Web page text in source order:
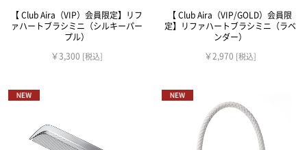
【 Club Aira（VIP）会員限定】リフ
ァハートブラシミニ（シルキーパー
プル）
￥3,300 [税込]
【 Club Aira（VIP/GOLD）会員限
定】リファハートブラシミニ（ラベ
ンダー）
￥2,970 [税込]